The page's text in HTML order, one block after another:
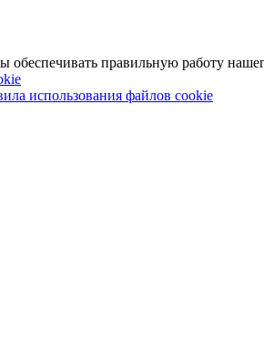
правильную работу
использования файлов cookie